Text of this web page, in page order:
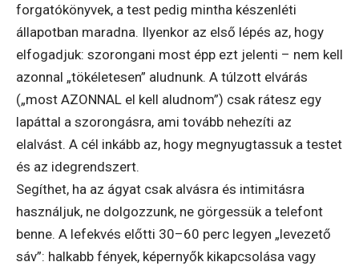
forgatókönyvek, a test pedig mintha készenléti
állapotban maradna. Ilyenkor az első lépés az, hogy
elfogadjuk: szorongani most épp ezt jelenti – nem kell
azonnal „tökéletesen” aludnunk. A túlzott elvárás
(„most AZONNAL el kell aludnom”) csak rátesz egy
lapáttal a szorongásra, ami tovább nehezíti az
elalvást. A cél inkább az, hogy megnyugtassuk a testet
és az idegrendszert.
Segíthet, ha az ágyat csak alvásra és intimitásra
használjuk, ne dolgozzunk, ne görgessük a telefont
benne. A lefekvés előtti 30–60 perc legyen „levezető
sáv”: halkabb fények, képernyők kikapcsolása vagy